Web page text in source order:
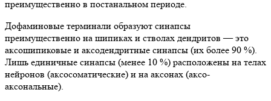
преимущественно в постанальном периоде.
Дофаминовые терминали образуют синапсы
преимущественно на шипиках и стволах дендритов — это
аксошипиковые и аксодендритные синапсы (их более 90 %).
Лишь единичные синапсы (менее 10 %) расположены на телах
нейронов (аксосоматические) и на аксонах (аксо-
аксональные).